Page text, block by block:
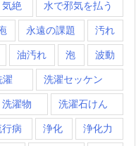
気絶 水で邪気を払う
永遠の課題 汚れ
油汚れ 泡 波動
濯 洗濯セッケン
洗濯物 洗濯石けん
病 浄化 浄化力